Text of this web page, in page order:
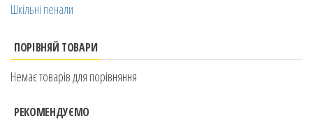
Шкільні пенали
ПОРІВНЯЙ ТОВАРИ
Немає товарів для порівняння
РЕКОМЕНДУЄМО